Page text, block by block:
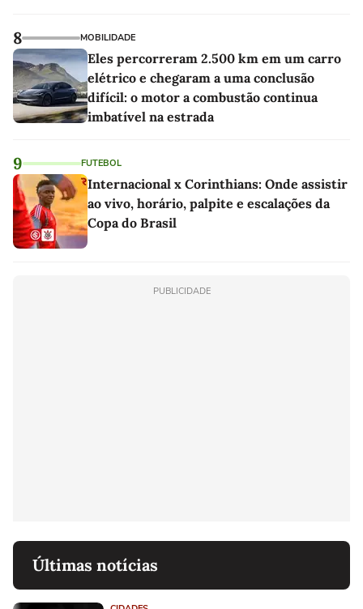
8 MOBILIDADE
Eles percorreram 2.500 km em um carro
elétrico e chegaram a uma conclusão
difícil: o motor a combustão continua
imbatível na estrada
9 FUTEBOL
Internacional x Corinthians: Onde assistir
ao vivo, horário, palpite e escalações da
Copa do Brasil
PUBLICIDADE
Últimas notícias